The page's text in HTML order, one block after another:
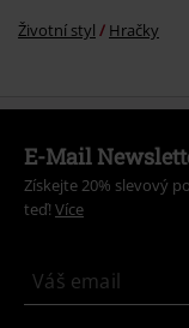
Životní styl Hračky
E-Mail
Získejte 20% slevový
teď! Více